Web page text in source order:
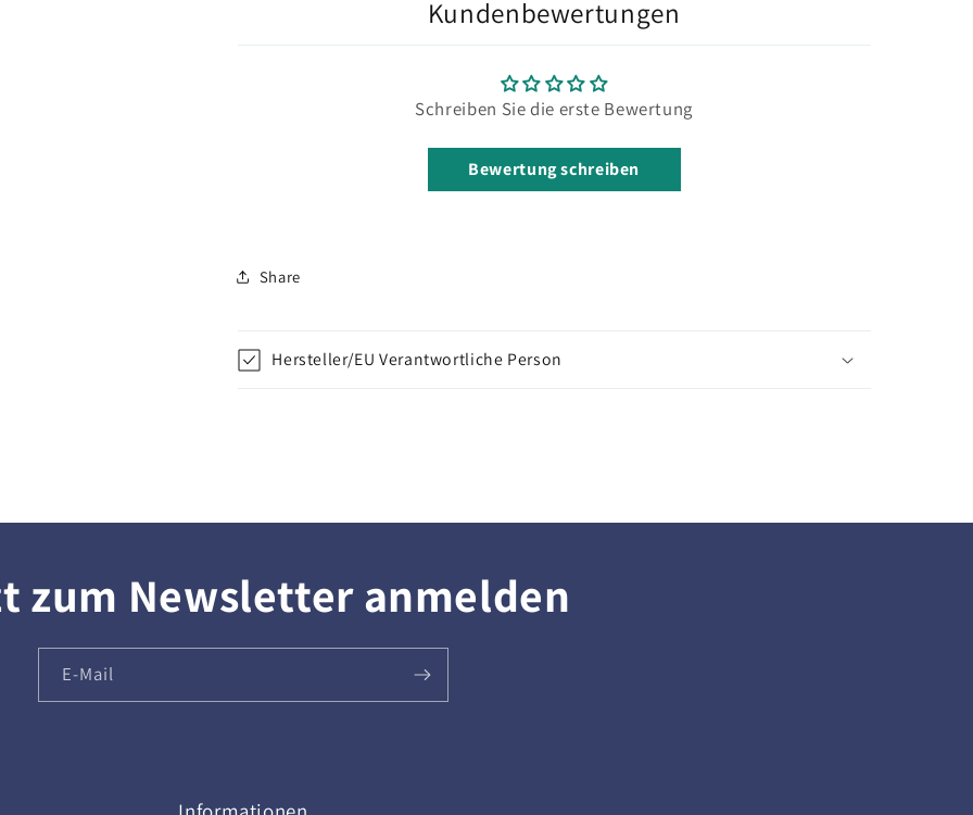
Kundenbewertungen
Schreiben Sie die erste Bewertung
Bewertung schreiben
Share
Hersteller/EU Verantwortliche Person
zum Newsletter anmelden
E-Mail